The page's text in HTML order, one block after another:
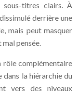
sous-titres clairs. À
derrière une
mais peut masquer
pensée.
rôle complémentaire
dans la hiérarchie du
vers des niveaux